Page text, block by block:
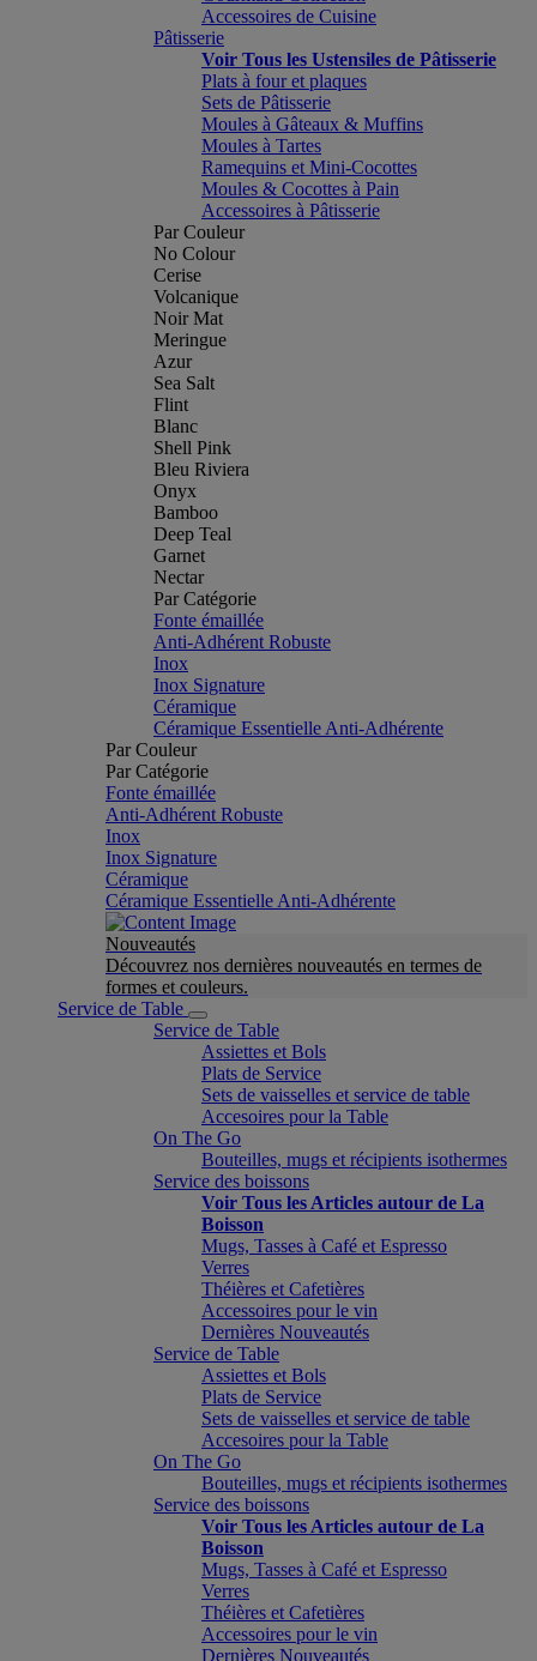
Accessoires de Cuisine
Pâtisserie
Voir Tous les Ustensiles de Pâtisserie
Plats à four et plaques
Sets de Pâtisserie
Moules à Gâteaux & Muffins
Moules à Tartes
Ramequins et Mini-Cocottes
Moules & Cocottes à Pain
Accessoires à Pâtisserie
Par Couleur
No Colour
Cerise
Volcanique
Noir Mat
Meringue
Azur
Sea Salt
Flint
Blanc
Shell Pink
Bleu Riviera
Onyx
Bamboo
Deep Teal
Garnet
Nectar
Par Catégorie
Fonte émaillée
Anti-Adhérent Robuste
Inox
Inox Signature
Céramique
Céramique Essentielle Anti-Adhérente
Par Couleur
Par Catégorie
Fonte émaillée
Anti-Adhérent Robuste
Inox
Inox Signature
Céramique
Céramique Essentielle Anti-Adhérente
Nouveautés
Découvrez nos dernières nouveautés en termes de
formes et couleurs.
Service de Table
Service de Table
Assiettes et Bols
Plats de Service
Sets de vaisselles et service de table
Accesoires pour la Table
On The Go
Bouteilles, mugs et récipients isothermes
Service des boissons
Voir Tous les Articles autour de La
Boisson
Mugs, Tasses à Café et Espresso
Verres
Théières et Cafetières
Accessoires pour le vin
Dernières Nouveautés
Service de Table
Assiettes et Bols
Plats de Service
Sets de vaisselles et service de table
Accesoires pour la Table
On The Go
Bouteilles, mugs et récipients isothermes
Service des boissons
Voir Tous les Articles autour de La
Boisson
Mugs, Tasses à Café et Espresso
Verres
Théières et Cafetières
Accessoires pour le vin
Dernières Nouveautés